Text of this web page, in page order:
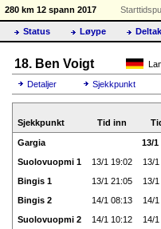
280 km 12 spann 2017
Status Løype
18. Ben Voigt
Detaljer Sjekkpunkt
Sjekkpunkt Tid inn
Gargia 13/1
Suolovuopmi 1
13/1 19:02 13/
Bingis 1
13/1 21:05 13/
Bingis 2
14/1 08:13 14/
Suolovuopmi 2
14/1 10:12 14/